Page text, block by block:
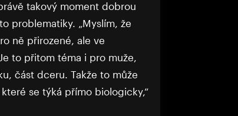
takový moment dobrou
problematiky. „Myslím, že
ně přirozené, ale ve
to přitom téma i pro muže,
část dceru. Takže to může
se týká přímo biologicky,“